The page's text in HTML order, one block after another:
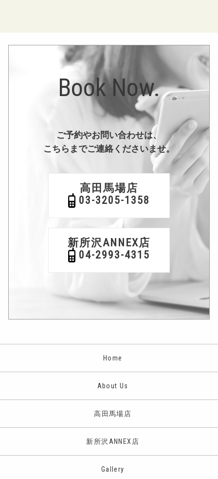
Book Now.
ご予約やお問い合わせは、
こちらまでご連絡くださいませ。
高田馬場店
03-3205-1358
新所沢ANNEX店
04-2993-4315
Home
About Us
高田馬場店
新所沢ANNEX店
Gallery